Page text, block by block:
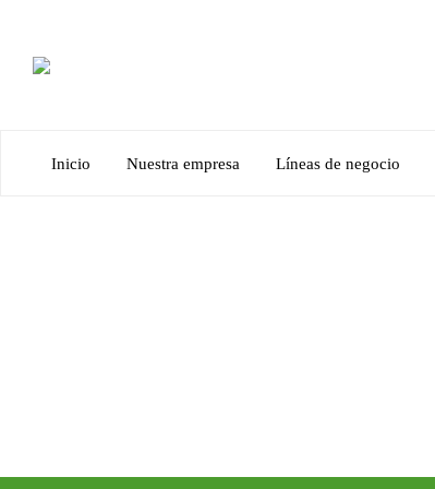
Inicio Nuestra empresa Líneas de negocio